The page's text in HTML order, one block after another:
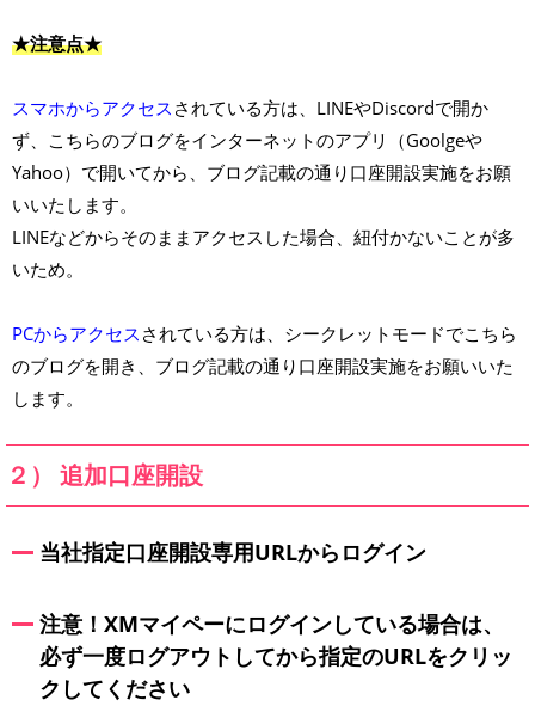
★注意点★
スマホからアクセス されている方は、LINEやDiscordで開か
ず、こちらのブログをインターネットのアプリ（Goolgeや
Yahoo）で開いてから、ブログ記載の通り口座開設実施をお願
いいたします。
LINEなどからそのままアクセスした場合、紐付かないことが多
いため。
PCからアクセス されている方は、シークレットモードでこちら
のブログを開き、ブログ記載の通り口座開設実施をお願いいた
します。
２） 追加口座開設
当社指定口座開設専用URLからログイン
注意！XMマイペーにログインしている場合は、
必ず一度ログアウトしてから指定のURLをクリッ
クしてください